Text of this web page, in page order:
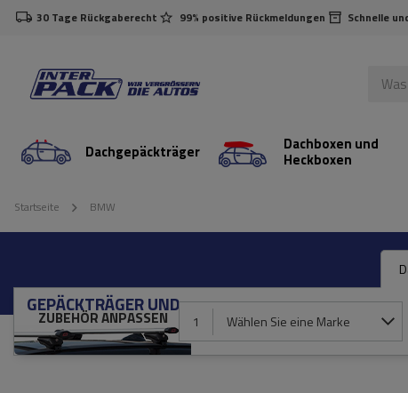
30 Tage Rückgaberecht 99% positive Rückmeldungen Schnelle
Dachgepäckträger Dachboxen und
Heckboxen
Startseite BMW
GEPÄCKTRÄGER UND
ZUBEHÖR ANPASSEN 1 Wählen Sie eine Marke